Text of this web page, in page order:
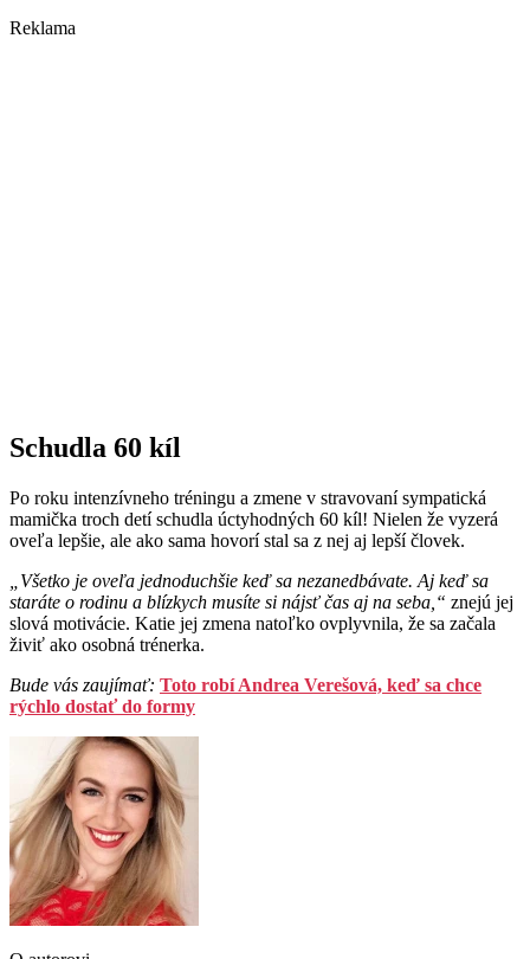
Reklama
Schudla 60 kíl
Po roku intenzívneho tréningu a zmene v stravovaní sympatická
mamička troch detí schudla úctyhodných 60 kíl! Nielen že vyzerá
oveľa lepšie, ale ako sama hovorí stal sa z nej aj lepší človek.
„Všetko je oveľa jednoduchšie keď sa nezanedbávate. Aj keď sa
staráte o rodinu a blízkych musíte si nájsť čas aj na seba,“ znejú jej
slová motivácie. Katie jej zmena natoľko ovplyvnila, že sa začala
živiť ako osobná trénerka.
Bude vás zaujímať: Toto robí Andrea Verešová, keď sa chce
rýchlo dostať do formy